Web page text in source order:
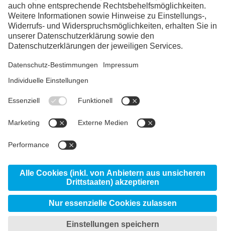
Facebook
Linkedin
© 2026 voestalpine High Performance Metals
Deutschland GmbH
Impressum
Datenschutz
AGB
Meine Datenschutzeinstellungen